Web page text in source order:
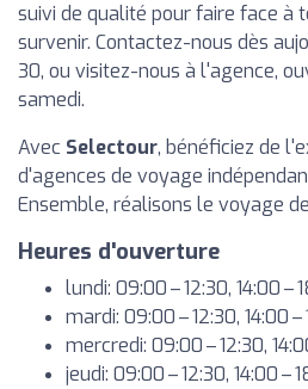
suivi de qualité pour faire face à
survenir. Contactez-nous dès
30, ou visitez-nous à l'agence,
samedi.
Avec Selectour, bénéficiez de
d'agences de voyage
Ensemble, réalisons le voyage
Heures d'ouverture
lundi: 09:00 – 12:30, 14:00 –
mardi: 09:00 – 12:30, 14:00 –
mercredi: 09:00 – 12:30,
jeudi: 09:00 – 12:30, 14:00 –